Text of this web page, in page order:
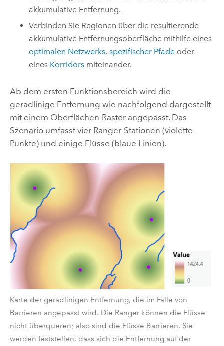
akkumulative Entfernung.
Verbinden Sie Regionen über die resultierende
akkumulative Entfernungsoberfläche mithilfe eines
optimalen Netzwerks,spezifischer Pfade oder
eines Korridors miteinander.
Ab dem ersten Funktionsbereich wird die
geradlinige Entfernung wie nachfolgend dargestellt
mit einem Oberflächen-Raster angepasst. Das
Szenario umfasst vier Ranger-Stationen (violette
Punkte) und einige Flüsse (blaue Linien).
Karte der geradlinigen Entfernung, die im Falle von
Barrieren angepasst wird. Die Ranger können die Flüsse
nicht überqueren; also sind die Flüsse Barrieren. Sie
werden feststellen, dass sich die Entfernung auf der